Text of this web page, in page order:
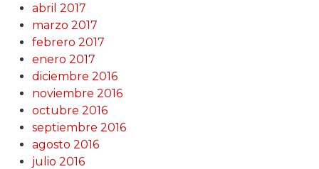
abril 2017
marzo 2017
febrero 2017
enero 2017
diciembre 2016
noviembre 2016
octubre 2016
septiembre 2016
agosto 2016
julio 2016